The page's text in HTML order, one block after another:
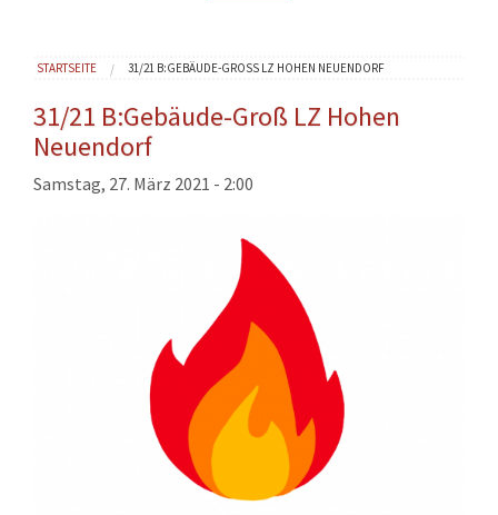
VEREINE
AKTUELLES
KONTAKT
EINSÄTZE
Sie sind hier
STARTSEITE 31/21 B:GEBÄUDE-GROSS LZ HOHEN NEUENDORF
31/21 B:Gebäude-Groß LZ Hohen
Neuendorf
Samstag, 27. März 2021 - 2:00